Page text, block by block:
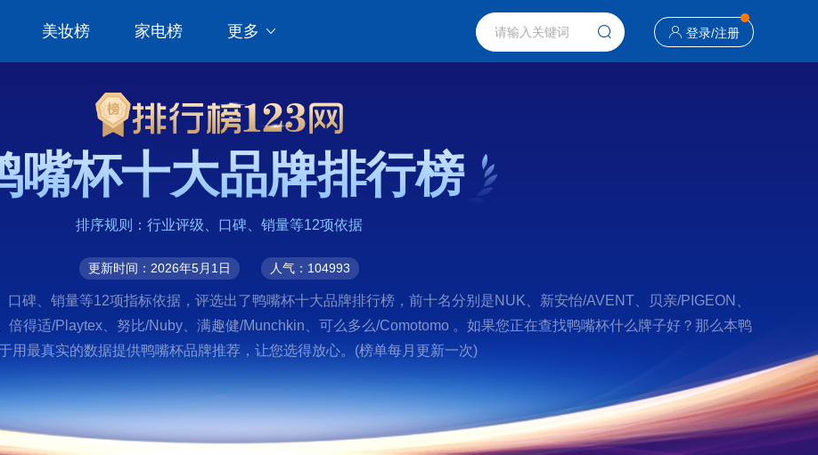
美妆榜 家电榜 更多 登录/注册
嘴杯十大品牌排行榜
排序规则：行业评级、口碑、销量等12项依据
更新时间：2026年5月1日 人气：104993
碑、销量等12项指标依据，评选出了鸭嘴杯十大品牌排行榜，前十名分别是NUK、新安怡/AVENT、贝亲/PIGEON、
得适/Playtex、努比/Nuby、满趣健/Munchkin、可么多么/Comotomo 。如果您正在查找鸭嘴杯什么牌子好？那么本鸭
用最真实的数据提供鸭嘴杯品牌推荐，让您选得放心。(榜单每月更新一次)